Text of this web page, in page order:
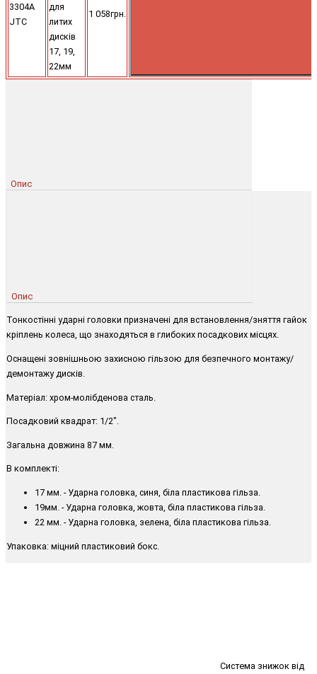
3304A
JTC
для
литих
дисків
17, 19,
22мм
1 058грн.
Опис
Опис
Тонкостінні ударні головки призначені для встановлення/зняття гайок
кріплень колеса, що знаходяться в глибоких посадкових місцях.
Оснащені зовнішньою захисною гільзою для безпечного монтажу/
демонтажу дисків.
Матеріал: хром-молібденова сталь.
Посадковий квадрат: 1/2".
Загальна довжина 87 мм.
В комплекті:
17 мм. - Ударна головка, синя, біла пластикова гільза.
19мм. - Ударна головка, жовта, біла пластикова гільза.
22 мм. - Ударна головка, зелена, біла пластикова гільза.
Упаковка: міцний пластиковий бокс.
Система знижок від